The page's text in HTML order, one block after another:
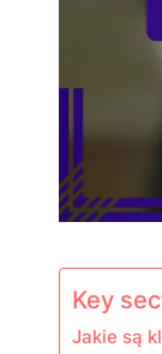
Key
Jakie są